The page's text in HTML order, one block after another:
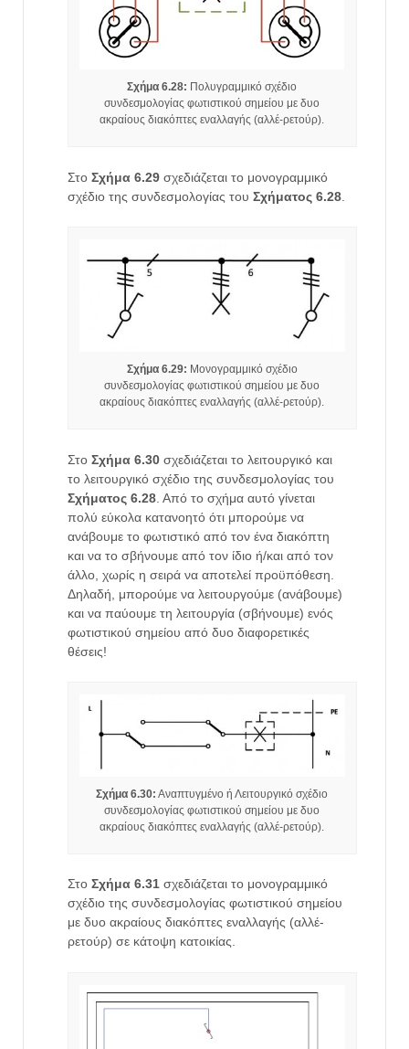
Σχήμα 6.28: Πολυγραμμικό σχέδιο
συνδεσμολογίας φωτιστικού σημείου με δυο
ακραίους διακόπτες εναλλαγής (αλλέ-ρετούρ).
Στο Σχήμα 6.29 σχεδιάζεται το μονογραμμικό
σχέδιο της συνδεσμολογίας του Σχήματος 6.28
Σχήμα 6.29: Μονογραμμικό σχέδιο
συνδεσμολογίας φωτιστικού σημείου με δυο
ακραίους διακόπτες εναλλαγής (αλλέ-ρετούρ).
Στο Σχήμα 6.30 σχεδιάζεται το λειτουργικό και
το λειτουργικό σχέδιο της συνδεσμολογίας του
Σχήματος 6.28 . Από το σχήμα αυτό γίνεται
πολύ εύκολα κατανοητό ότι μπορούμε να
ανάβουμε το φωτιστικό από τον ένα διακόπτη
και να το σβήνουμε από τον ίδιο ή/και από τον
άλλο, χωρίς η σειρά να αποτελεί προϋπόθεση.
Δηλαδή, μπορούμε να λειτουργούμε (ανάβουμε)
και να παύουμε τη λειτουργία (σβήνουμε) ενός
φωτιστικού σημείου από δυο διαφορετικές
θέσεις!
Σχήμα 6.30: Αναπτυγμένο ή Λειτουργικό σχέδιο
συνδεσμολογίας φωτιστικού σημείου με δυο
ακραίους διακόπτες εναλλαγής (αλλέ-ρετούρ).
Στο Σχήμα 6.31 σχεδιάζεται το μονογραμμικό
σχέδιο της συνδεσμολογίας φωτιστικού σημείου
με δυο ακραίους διακόπτες εναλλαγής (αλλέ-
ρετούρ) σε κάτοψη κατοικίας.